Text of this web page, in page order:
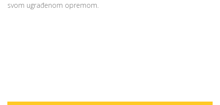
svom ugrađenom opremom.